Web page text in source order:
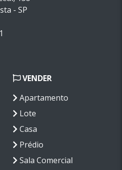
- SP
VENDER
Apartamento
Lote
Casa
Prédio
Sala Comercial